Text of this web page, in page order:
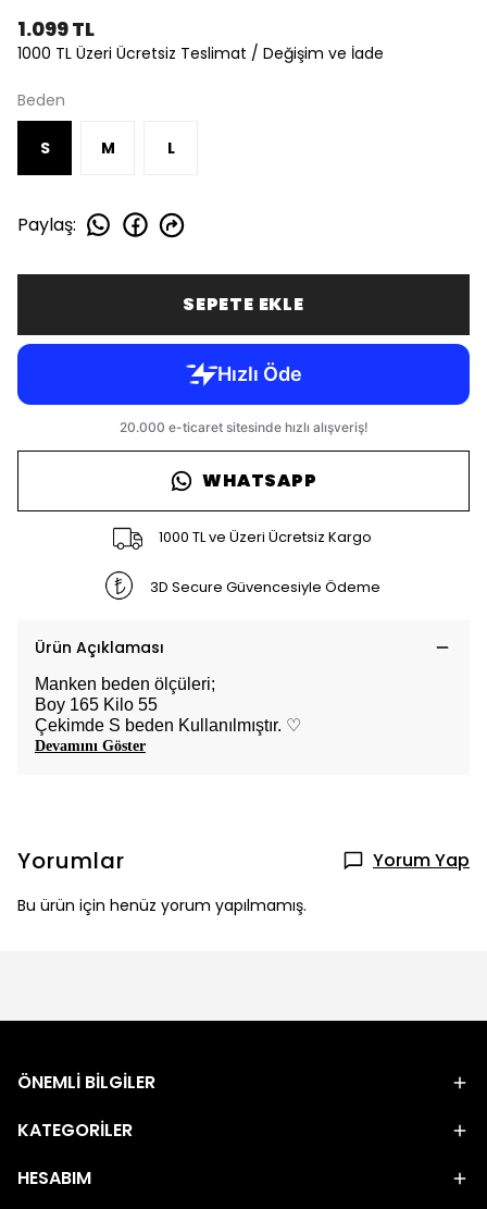
1.099 TL
1000 TL Üzeri Ücretsiz Teslimat / Değişim ve İade
Beden
S M L
Paylaş:
SEPETE EKLE
WHATSAPP
1000 TL ve Üzeri Ücretsiz Kargo
3D Secure Güvencesiyle Ödeme
Ürün Açıklaması
Manken beden ölçüleri;
Boy 165 Kilo 55
Çekimde S beden Kullanılmıştır. ♡
Devamını Göster
Yorumlar Yorum Yap
Bu ürün için henüz yorum yapılmamış.
ÖNEMLİ BİLGİLER
KATEGORİLER
HESABIM